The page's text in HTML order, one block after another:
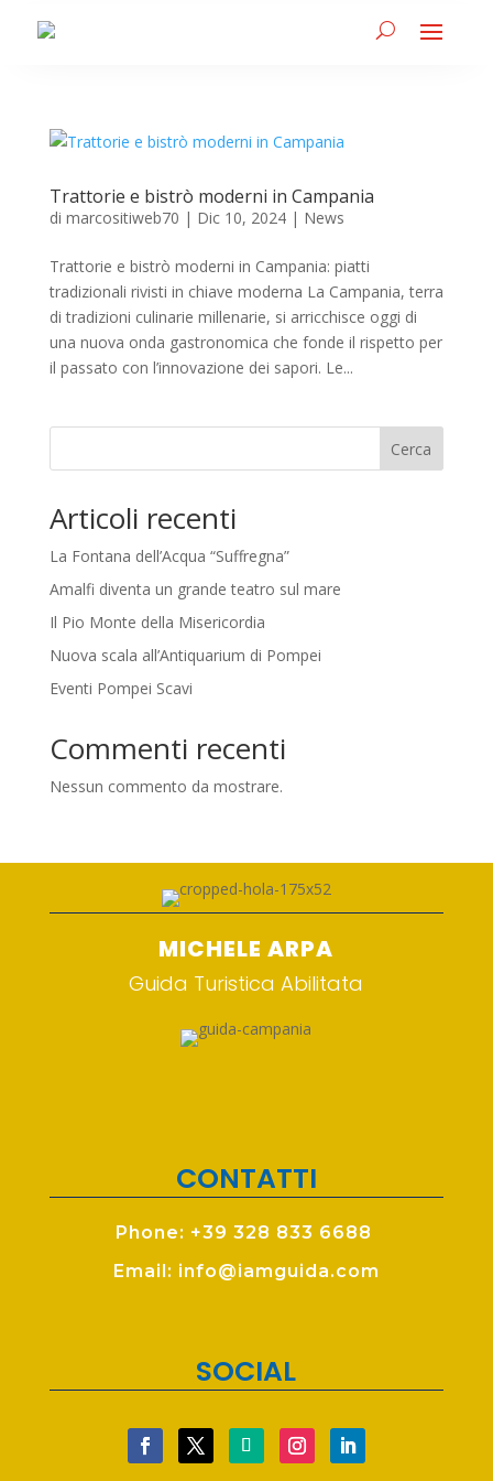
Trattorie e bistrò moderni in Campania
di marcositiweb70 | Dic 10, 2024| News
Trattorie e bistrò moderni in Campania: piatti
tradizionali rivisti in chiave moderna La Campania, terra
di tradizioni culinarie millenarie, si arricchisce oggi di
una nuova onda gastronomica che fonde il rispetto per
il passato con l’innovazione dei sapori. Le...
Cerca
Articoli recenti
La Fontana dell’Acqua “Suffregna”
Amalfi diventa un grande teatro sul mare
Il Pio Monte della Misericordia
Nuova scala all’Antiquarium di Pompei
Eventi Pompei Scavi
Commenti recenti
Nessun commento da mostrare.
MICHELE ARPA
Guida Turistica Abilitata
CONTATTI
Phone: +39 328 833 6688
Email: info@iamguida.com
SOCIAL